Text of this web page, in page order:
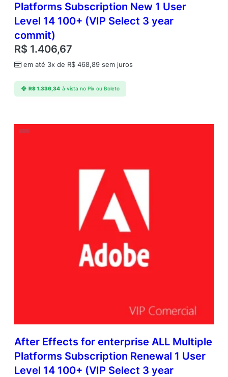
Platforms Subscription New 1 User
Level 14 100+ (VIP Select 3 year
commit)
R$ 1.406,67
em até 3x de R$ 468,89 sem juros
R$1.336,34 à vista no Pix ou Boleto
After Effects for enterprise ALL Multiple
Platforms Subscription Renewal 1 User
Level 14 100+ (VIP Select 3 year